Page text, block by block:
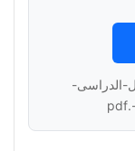
الدراسى-